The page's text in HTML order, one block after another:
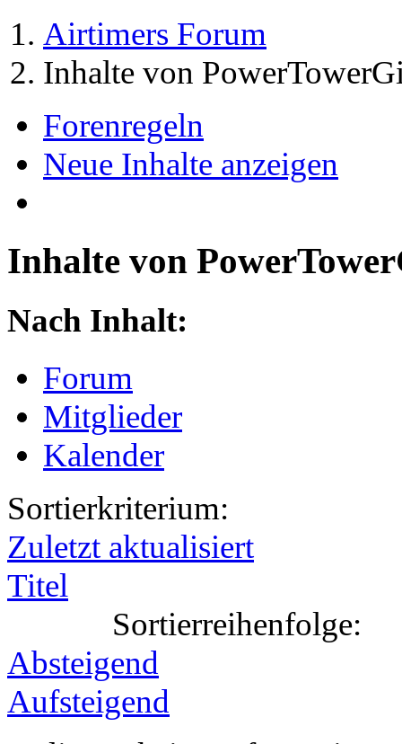
Airtimers Forum
Inhalte von
Forenregeln
Neue Inhalte anzeigen
Inhalte von
Nach Inhalt:
Forum
Mitglieder
Kalender
Sortierkriterium:
Zuletzt aktualisiert
Titel
Sortierreihenfolge:
Absteigend
Aufsteigend